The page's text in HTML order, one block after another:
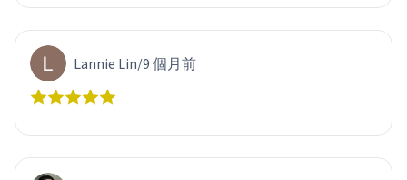
Lannie Lin/9 個月前